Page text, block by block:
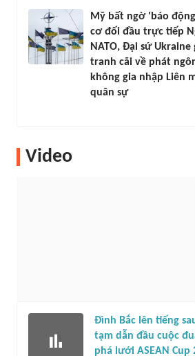
Mỹ bất ngờ 'báo
cơ đối đầu trực tiếp
NATO, Đại sứ Ukraine
tranh cãi về phát
không gia nhập Liên
quân sự
Video
Đình Bắc lên tiếng
tạm dẫn đầu cuộc
phá lưới ASEAN Cup